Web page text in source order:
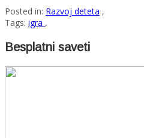
Posted in: Razvoj deteta ,
Tags: igra ,
Besplatni saveti